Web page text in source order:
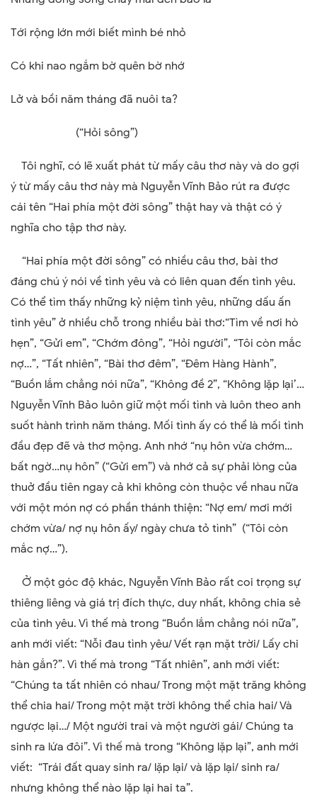
Tới rộng lớn mới biết mình bé nhỏ
Có khi nao ngắm bờ quên bờ nhớ
Lở và bồi năm tháng đã nuôi ta?
(“Hỏi sông”)
Tôi nghĩ, có lẽ xuất phát từ mấy câu thơ này và do gợi
ý từ mấy câu thơ này mà Nguyễn Vĩnh Bảo rút ra được
cái tên “Hai phía một đời sông” thật hay và thật có ý
nghĩa cho tập thơ này.
“Hai phía một đời sông” có nhiều câu thơ, bài thơ
đáng chú ý nói về tình yêu và có liên quan đến tình yêu.
Có thể tìm thấy những kỷ niệm tình yêu, những dấu ấn
tình yêu” ở nhiều chỗ trong nhiều bài thơ:“Tìm về nơi hò
hẹn”, “Gửi em”, “Chớm đông”, “Hỏi người”, “Tôi còn mắc
nợ…”, “Tất nhiên”, “Bài thơ đêm”, “Đêm Hàng Hành”,
“Buồn lắm chẳng nói nữa”, “Không đề 2”, “Không lặp lại’…
Nguyễn Vĩnh Bảo luôn giữ một mối tình và luôn theo anh
suốt hành trình năm tháng. Mối tình ấy có thể là mối tình
đầu đẹp đẽ và thơ mộng. Anh nhớ “nụ hôn vừa chớm…
bất ngờ…nụ hôn” (“Gửi em”) và nhớ cả sự phải lòng của
thuở đầu tiên ngay cả khi không còn thuộc về nhau nữa
với một món nợ có phần thánh thiện: “Nợ em/ mơi mới
chớm vừa/ nợ nụ hôn ấy/ ngày chưa tỏ tình” (“Tôi còn
mắc nợ…”).
Ở một góc độ khác, Nguyễn Vĩnh Bảo rất coi trọng sự
thiêng liêng và giá trị đích thực, duy nhất, không chia sẻ
của tình yêu. Vì thế mà trong “Buồn lắm chẳng nói nữa”,
anh mới viết: “Nỗi đau tình yêu/ Vết rạn mặt trời/ Lấy chi
hàn gắn?”. Vì thế mà trong “Tất nhiên”, anh mới viết:
“Chúng ta tất nhiên có nhau/ Trong một mặt trăng không
thể chia hai/ Trong một mặt trời không thể chia hai/ Và
ngược lại…/ Một người trai và một người gái/ Chúng ta
sinh ra lứa đôi”. Vì thế mà trong “Không lặp lại”, anh mới
viết: “Trái đất quay sinh ra/ lặp lại/ và lặp lại/ sinh ra/
nhưng không thể nào lặp lại hai ta”.